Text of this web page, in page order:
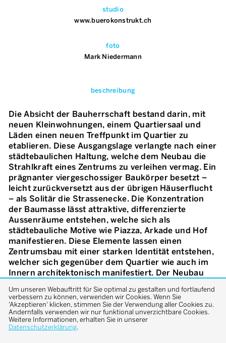
studio
www.buerokonstrukt.ch
foto
Mark Niedermann
beschreibung
Die Absicht der Bauherrschaft bestand darin, mit
neuen Kleinwohnungen, einem Quartiersaal und
Läden einen neuen Treffpunkt im Quartier zu
etablieren. Diese Ausgangslage verlangte nach einer
städtebaulichen Haltung, welche dem Neubau die
Strahlkraft eines Zentrums zu verleihen vermag. Ein
prägnanter viergeschossiger Baukörper besetzt –
leicht zurückversetzt aus der übrigen Häuserflucht
– als Solitär die Strassenecke. Die Konzentration
der Baumasse lässt attraktive, differenzierte
Aussenräume entstehen, welche sich als
städtebauliche Motive wie Piazza, Arkade und Hof
manifestieren. Diese Elemente lassen einen
Zentrumsbau mit einer starken Identität entstehen,
welcher sich gegenüber dem Quartier wie auch im
Innern architektonisch manifestiert. Der Neubau
Grundform zurück und bricht so die äusserlich
wahrnehmbare Dimension auf einen dem Quartier
gemäßen Massstab. Im Innern überrascht der Bau
mit einem grossen offenen Wohn- und
Um unseren Webauftritt für Sie optimal zu gestalten und fortlaufend
verbessern zu können, verwenden wir Cookies. Wenn Sie
'Akzeptieren' klicken, stimmen Sie der Verwendung aller Cookies zu.
Andernfalls verwenden wir nur funktional unverzichtbare Cookies.
Weitere Informationen, erhalten Sie in unserer
Datenschutzerklärung.